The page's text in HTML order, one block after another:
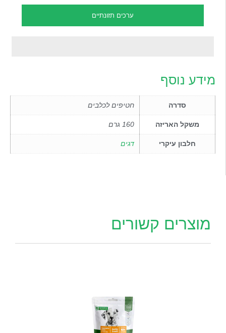
ערכים תזונתיים
מידע נוסף
סדרה חטיפים לכלבים
משקל האריזה 160 גרם
חלבון עיקרי דגים
מוצרים קשורים